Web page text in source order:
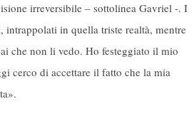
irreversibile – sottolinea Gavriel -. I
in quella triste realtà, mentre
che non li vedo. Ho festeggiato il mio
cerco di accettare il fatto che la mia